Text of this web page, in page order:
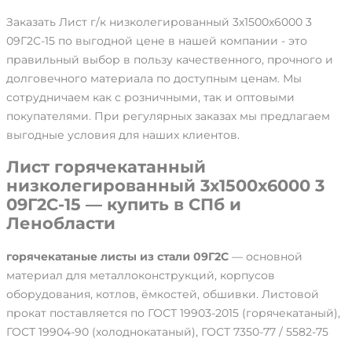
Заказать Лист г/к низколегированный 3х1500х6000 3
09Г2С-15 по выгодной цене в нашей компании - это
правильный выбор в пользу качественного, прочного и
долговечного материала по доступным ценам. Мы
сотрудничаем как с розничными, так и оптовыми
покупателями. При регулярных заказах мы предлагаем
выгодные условия для наших клиентов.
Лист горячекатанный
низколегированный 3х1500х6000 3
09Г2С-15 — купить в СПб и
Ленобласти
горячекатаные листы из стали 09Г2С — основной
материал для металлоконструкций, корпусов
оборудования, котлов, ёмкостей, обшивки. Листовой
прокат поставляется по ГОСТ 19903-2015 (горячекатаный),
ГОСТ 19904-90 (холоднокатаный), ГОСТ 7350-77 / 5582-75